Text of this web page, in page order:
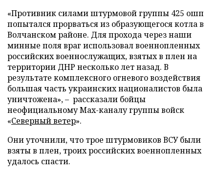
«Противник силами штурмовой группы 425 ошп
попытался прорваться из образующегося котла в
Волчанском районе. Для прохода через наши
минные поля враг использовал военнопленных
российских военнослужащих, взятых в плен на
территории ДНР несколько лет назад. В
результате комплексного огневого воздействия
большая часть украинских националистов была
уничтожена», – рассказали бойцы
неофициальному Max-каналу группы войск
«Северный ветер».
Они уточнили, что трое штурмовиков ВСУ были
взяты в плен, троих российских военнопленных
удалось спасти.